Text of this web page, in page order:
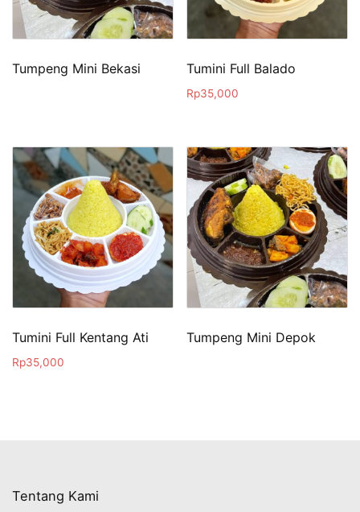
Tumpeng Mini Bekasi Tumini Full Balado
Rp35,000
Tumini Full Kentang Ati
Rp35,000
Tumpeng Mini Depok
Tentang Kami